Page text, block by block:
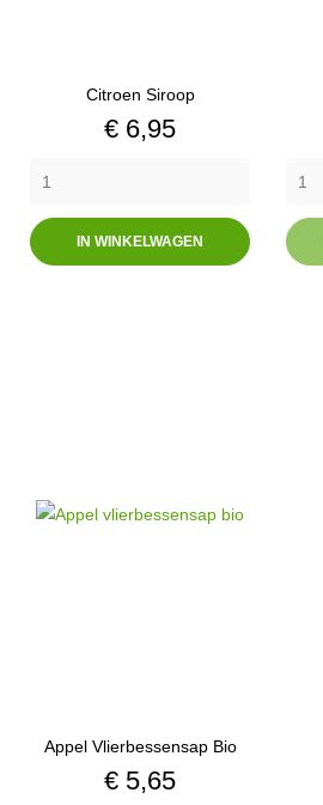
Citroen Siroop
Prijs
€ 6,95
IN WINKELWAGEN
Appel Vlierbessensap Bio
Prijs
€ 5,65